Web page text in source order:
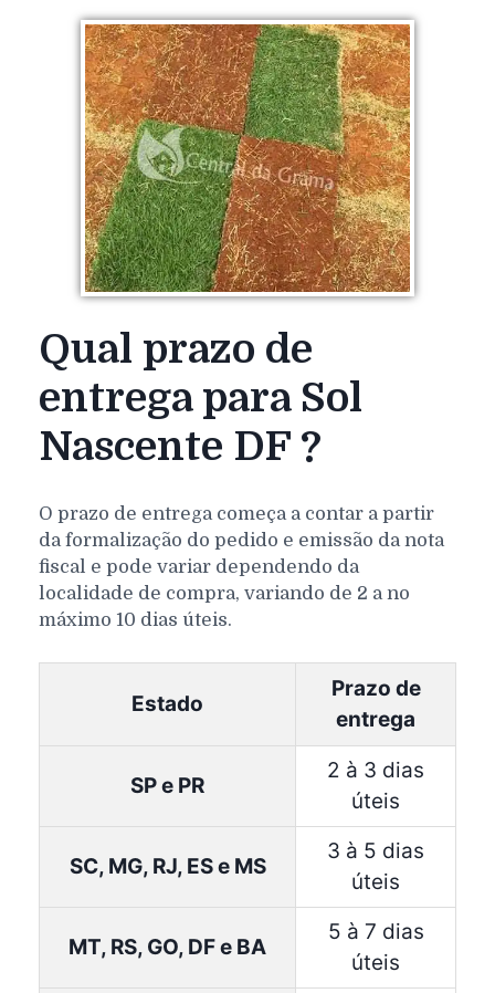
Qual prazo de
entrega para Sol
Nascente DF ?
O prazo de entrega começa a contar a partir
da formalização do pedido e emissão da nota
fiscal e pode variar dependendo da
localidade de compra, variando de 2 a no
máximo 10 dias úteis.
Estado
Prazo de
entrega
SP e PR
2 à 3 dias
úteis
SC, MG, RJ, ES e MS
3 à 5 dias
úteis
MT, RS, GO, DF e BA
5 à 7 dias
úteis